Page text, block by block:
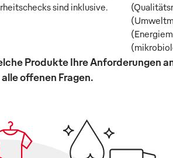
sind inklusive.
Produkte Ihre Anforderungen
offenen Fragen.